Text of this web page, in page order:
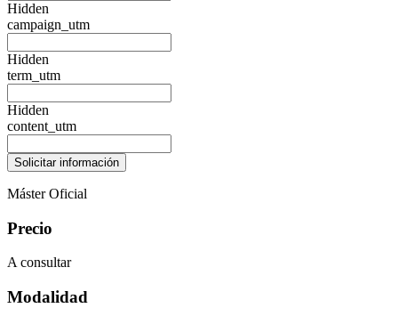
Hidden
campaign_utm
Hidden
term_utm
Hidden
content_utm
Máster Oficial
Precio
A consultar
Modalidad